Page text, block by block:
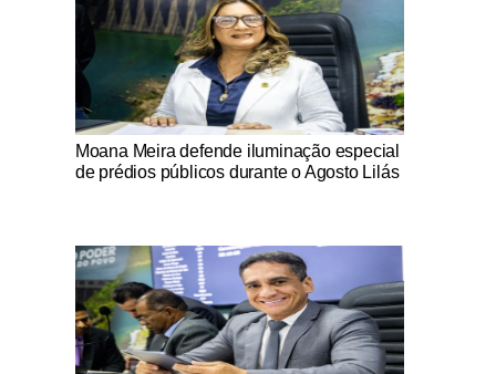
Notícias Católicas
Moana Meira defende iluminação especial
de prédios públicos durante o Agosto Lilás